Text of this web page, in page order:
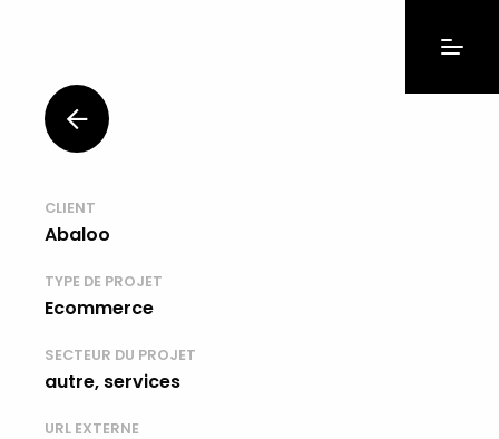
CLIENT
Abaloo
TYPE DE PROJET
Ecommerce
SECTEUR DU PROJET
autre, services
URL EXTERNE